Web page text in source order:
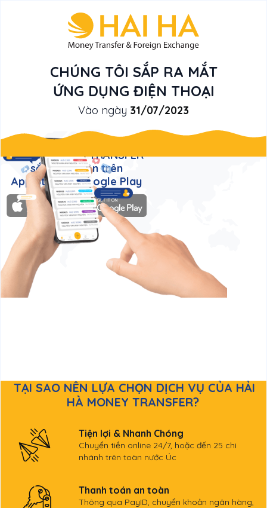
CHÚNG TÔI SẮP RA MẮT
ỨNG DỤNG ĐIỆN THOẠI
Vào ngày 31/07/2023
Ứng dụng điện thoại của
HẢI HÀ MONEY TRANSFER
sắp xuất hiện trên
App Store & Google Play
TẠI SAO NÊN LỰA CHỌN DỊCH VỤ CỦA HẢI
HÀ MONEY TRANSFER?
Tiện lợi & Nhanh Chóng
Chuyển tiền online 24/7, hoặc đến 25 chi
nhánh trên toàn nước Úc
Thanh toán an toàn
Thông qua PayID, chuyển khoản ngân hàng,